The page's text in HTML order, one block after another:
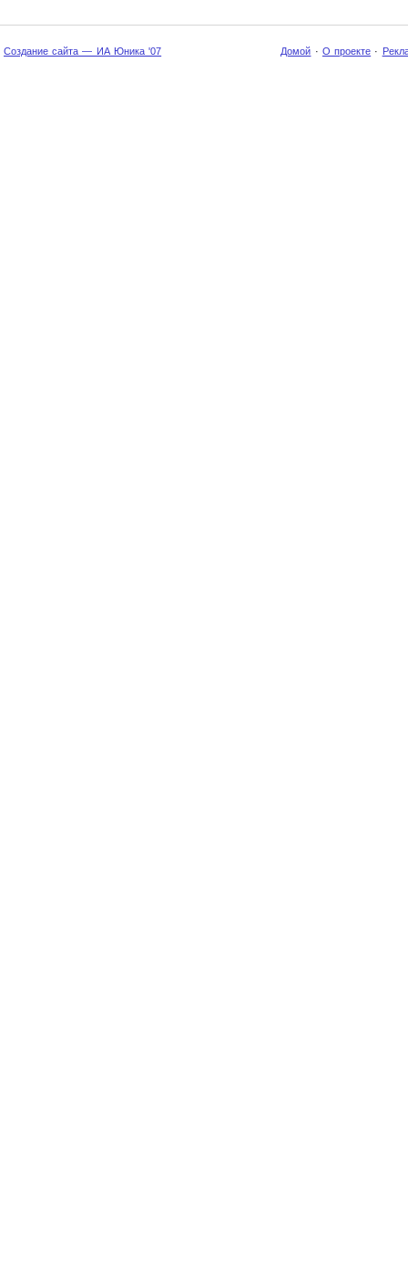
Создание сайта — ИА Юника '07 Домой · О проекте ·